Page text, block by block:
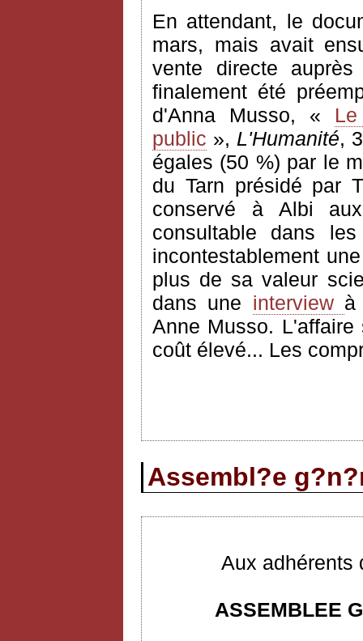
En attendant, le
mars, mais avait
vente directe
finalement été
d'Anna Musso, «
public », L'Humanité,
égales (50 %) par le
du Tarn présidé par
conservé à Albi
consultable dans
incontestablement
plus de sa valeur
dans une interview
Anne Musso.
coût élevé... Les
Assembl?e
Aux adhérents
ASSEMBLEE